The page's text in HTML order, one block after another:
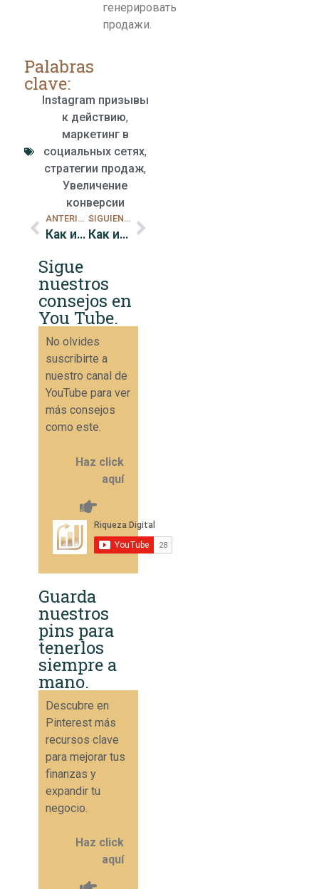
генерировать
продажи.
Palabras
clave:
Instagram призывы
к действию,
маркетинг в
социальных сетях,
стратегии продаж,
Увеличение
конверсии
ANTERIOR
Как использовать пользовательский контент в Instagram для продаж
SIGUIENTE
Как использовать отзывы в Instagram для увеличения продаж
Sigue
nuestros
consejos en
You Tube.
No olvides
suscribirte a
nuestro canal de
YouTube para ver
más consejos
como este.
Haz click
aquí
Guarda
nuestros
pins para
tenerlos
siempre a
mano.
Descubre en
Pinterest más
recursos clave
para mejorar tus
finanzas y
expandir tu
negocio.
Haz click
aquí